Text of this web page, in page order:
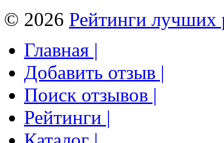
© 2026 Рейтинги лучших
Главная |
Добавить отзыв |
Поиск отзывов |
Рейтинги |